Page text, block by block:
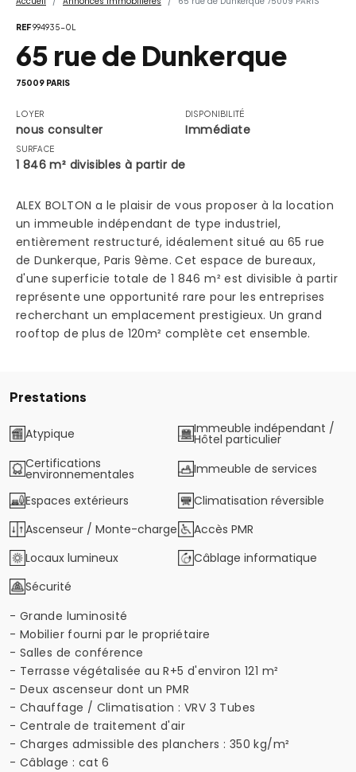
REF994935-0L
65 rue de Dunkerque
75009 PARIS
LOYER
nous consulter
SURFACE
1 846 m² divisibles à partir de
DISPONIBILITÉ
Immédiate
ALEX BOLTON a le plaisir de vous proposer à la location
un immeuble indépendant de type industriel,
entièrement restructuré, idéalement situé au 65 rue
de Dunkerque, Paris 9ème. Cet espace de bureaux,
d'une superficie totale de 1 846 m² est divisible à partir
représente une opportunité rare pour les entreprises
recherchant un emplacement prestigieux. Un grand
rooftop de plus de 120m² complète cet ensemble.
Prestations
Atypique Immeuble indépendant /
Hôtel particulier
Certifications
environnementales
Immeuble de services
Espaces extérieurs
Climatisation réversible
Ascenseur / Monte-charge
Accès PMR
Locaux lumineux
Câblage informatique
Sécurité
- Grande luminosité
- Mobilier fourni par le propriétaire
- Salles de conférence
- Terrasse végétalisée au R+5 d'environ 121 m²
- Deux ascenseur dont un PMR
- Chauffage / Climatisation : VRV 3 Tubes
- Centrale de traitement d'air
- Charges admissible des planchers : 350 kg/m²
- Câblage : cat 6